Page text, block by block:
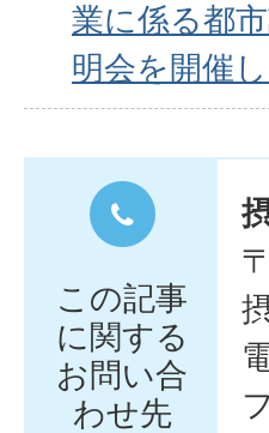
業に係る都
明会を開催
この記事
に関する
お問い合
わせ先